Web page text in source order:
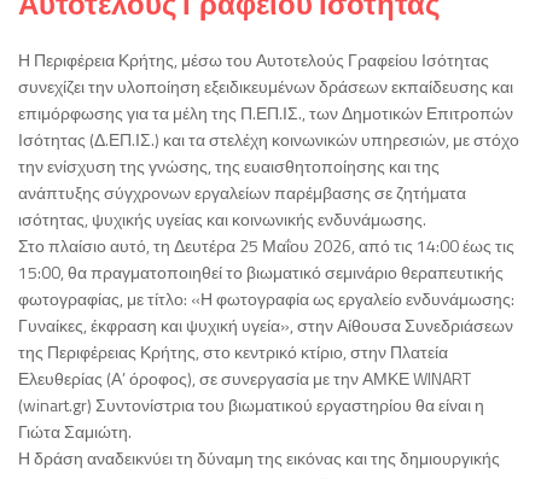
Η Περιφέρεια Κρήτης, μέσω του Αυτοτελούς Γραφείου Ισότητας
συνεχίζει την υλοποίηση εξειδικευμένων δράσεων εκπαίδευσης και
επιμόρφωσης για τα μέλη της Π.ΕΠ.ΙΣ., των Δημοτικών Επιτροπών
Ισότητας (Δ.ΕΠ.ΙΣ.) και τα στελέχη κοινωνικών υπηρεσιών, με στόχο
την ενίσχυση της γνώσης, της ευαισθητοποίησης και της
ανάπτυξης σύγχρονων εργαλείων παρέμβασης σε ζητήματα
ισότητας, ψυχικής υγείας και κοινωνικής ενδυνάμωσης.
Στο πλαίσιο αυτό, τη Δευτέρα 25 Μαΐου 2026, από τις 14:00 έως τις
15:00, θα πραγματοποιηθεί το βιωματικό σεμινάριο θεραπευτικής
φωτογραφίας, με τίτλο: «Η φωτογραφία ως εργαλείο ενδυνάμωσης:
Γυναίκες, έκφραση και ψυχική υγεία», στην Αίθουσα Συνεδριάσεων
της Περιφέρειας Κρήτης, στο κεντρικό κτίριο, στην Πλατεία
Ελευθερίας (Α’ όροφος), σε συνεργασία με την ΑΜΚΕ WINART
(winart.gr) Συντονίστρια του βιωματικού εργαστηρίου θα είναι η
Γιώτα Σαμιώτη.
Η δράση αναδεικνύει τη δύναμη της εικόνας και της δημιουργικής